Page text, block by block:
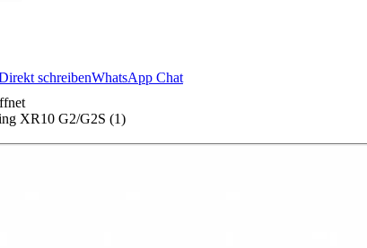
schreibenWhatsApp Chat
XR10 G2/G2S (1)